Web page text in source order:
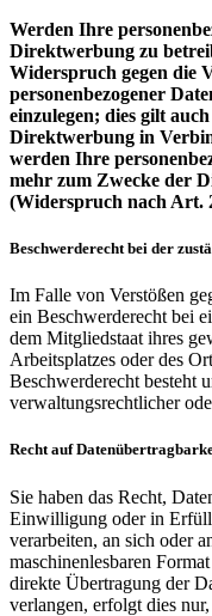
Werden Ihre
Direktwerbung zu
Widerspruch gegen die
personenbezogener
einzulegen; dies gilt
Direktwerbung in
werden Ihre
mehr zum Zwecke der
(Widerspruch nach Art.
Beschwerderecht bei der
Im Falle von Verstößen
ein Beschwerderecht bei
dem Mitgliedstaat ihres
Arbeitsplatzes oder des
Beschwerderecht besteht
verwaltungsrechtlicher
Recht auf
Sie haben das Recht,
Einwilligung oder in
verarbeiten, an sich oder
maschinenlesbaren
direkte Übertragung der
verlangen, erfolgt dies